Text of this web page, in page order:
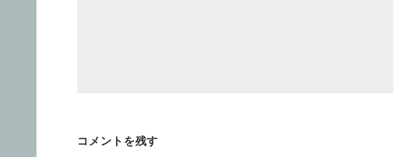
コメントを残す